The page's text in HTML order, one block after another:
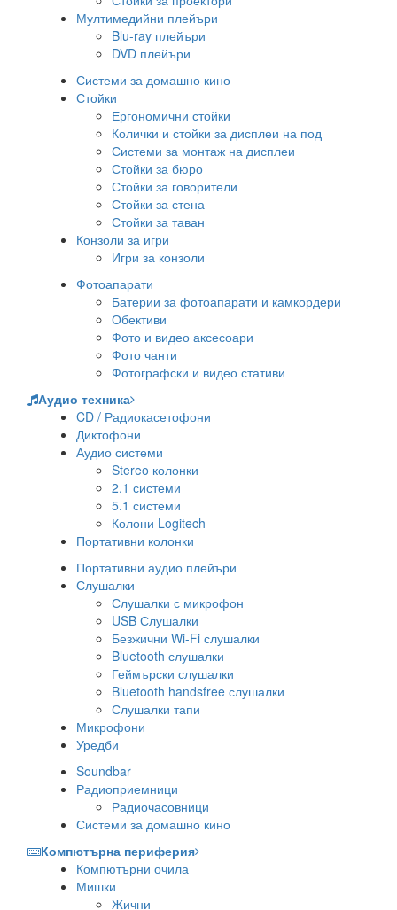
Мултимедийни плейъри
Blu-ray плейъри
DVD плейъри
Системи за домашно кино
Стойки
Ергономични стойки
Колички и стойки за дисплеи на под
Системи за монтаж на дисплеи
Стойки за бюро
Стойки за говорители
Стойки за стена
Стойки за таван
Конзоли за игри
Игри за конзоли
Фотоапарати
Батерии за фотоапарати и камкордери
Обективи
Фото и видео аксесоари
Фото чанти
Фотографски и видео стативи
Аудио техника
CD / Радиокасетофони
Диктофони
Аудио системи
Stereo колонки
2.1 системи
5.1 системи
Колони Logitech
Портативни колонки
Портативни аудио плейъри
Слушалки
Слушалки с микрофон
USB Слушалки
Безжични Wi-Fi слушалки
Bluetooth слушалки
Геймърски слушалки
Bluetooth handsfree слушалки
Слушалки тапи
Микрофони
Уредби
Soundbar
Радиоприемници
Радиочасовници
Системи за домашно кино
Компютърна периферия
Компютърни очила
Мишки
Жични